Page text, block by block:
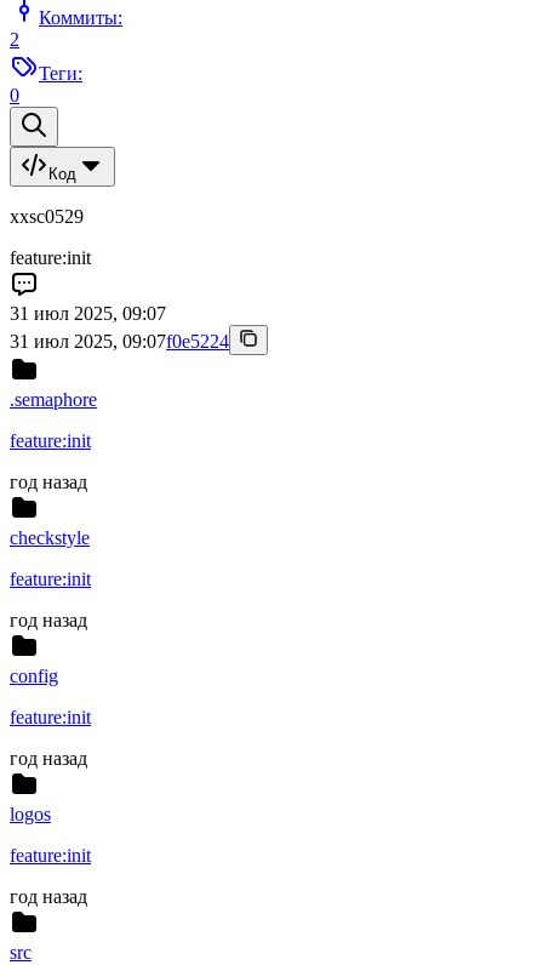
Коммиты:
2
Теги:
0
Код
xxsc0529
feature:init
31 июл 2025, 09:07
31 июл 2025, 09:07f0e5224
.semaphore
feature:init
год назад
checkstyle
feature:init
год назад
config
feature:init
год назад
logos
feature:init
год назад
src